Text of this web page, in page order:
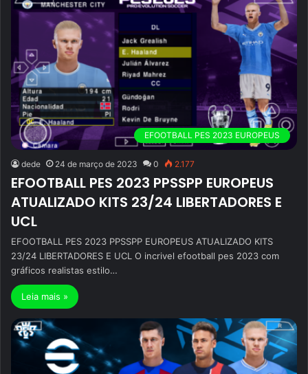
EFOOTBALL PES 2023 EUROPEUS
dede 24 de março de 2023 0 2.177
EFOOTBALL PES 2023 PPSSPP EUROPEUS
ATUALIZADO KITS 23/24 LIBERTADORES E
UCL
EFOOTBALL PES 2023 PPSSPP EUROPEUS ATUALIZADO KITS
23/24 LIBERTADORES E UCL O incrivel efootball pes 2023 com
gráficos realistas estilo…
Leia mais »